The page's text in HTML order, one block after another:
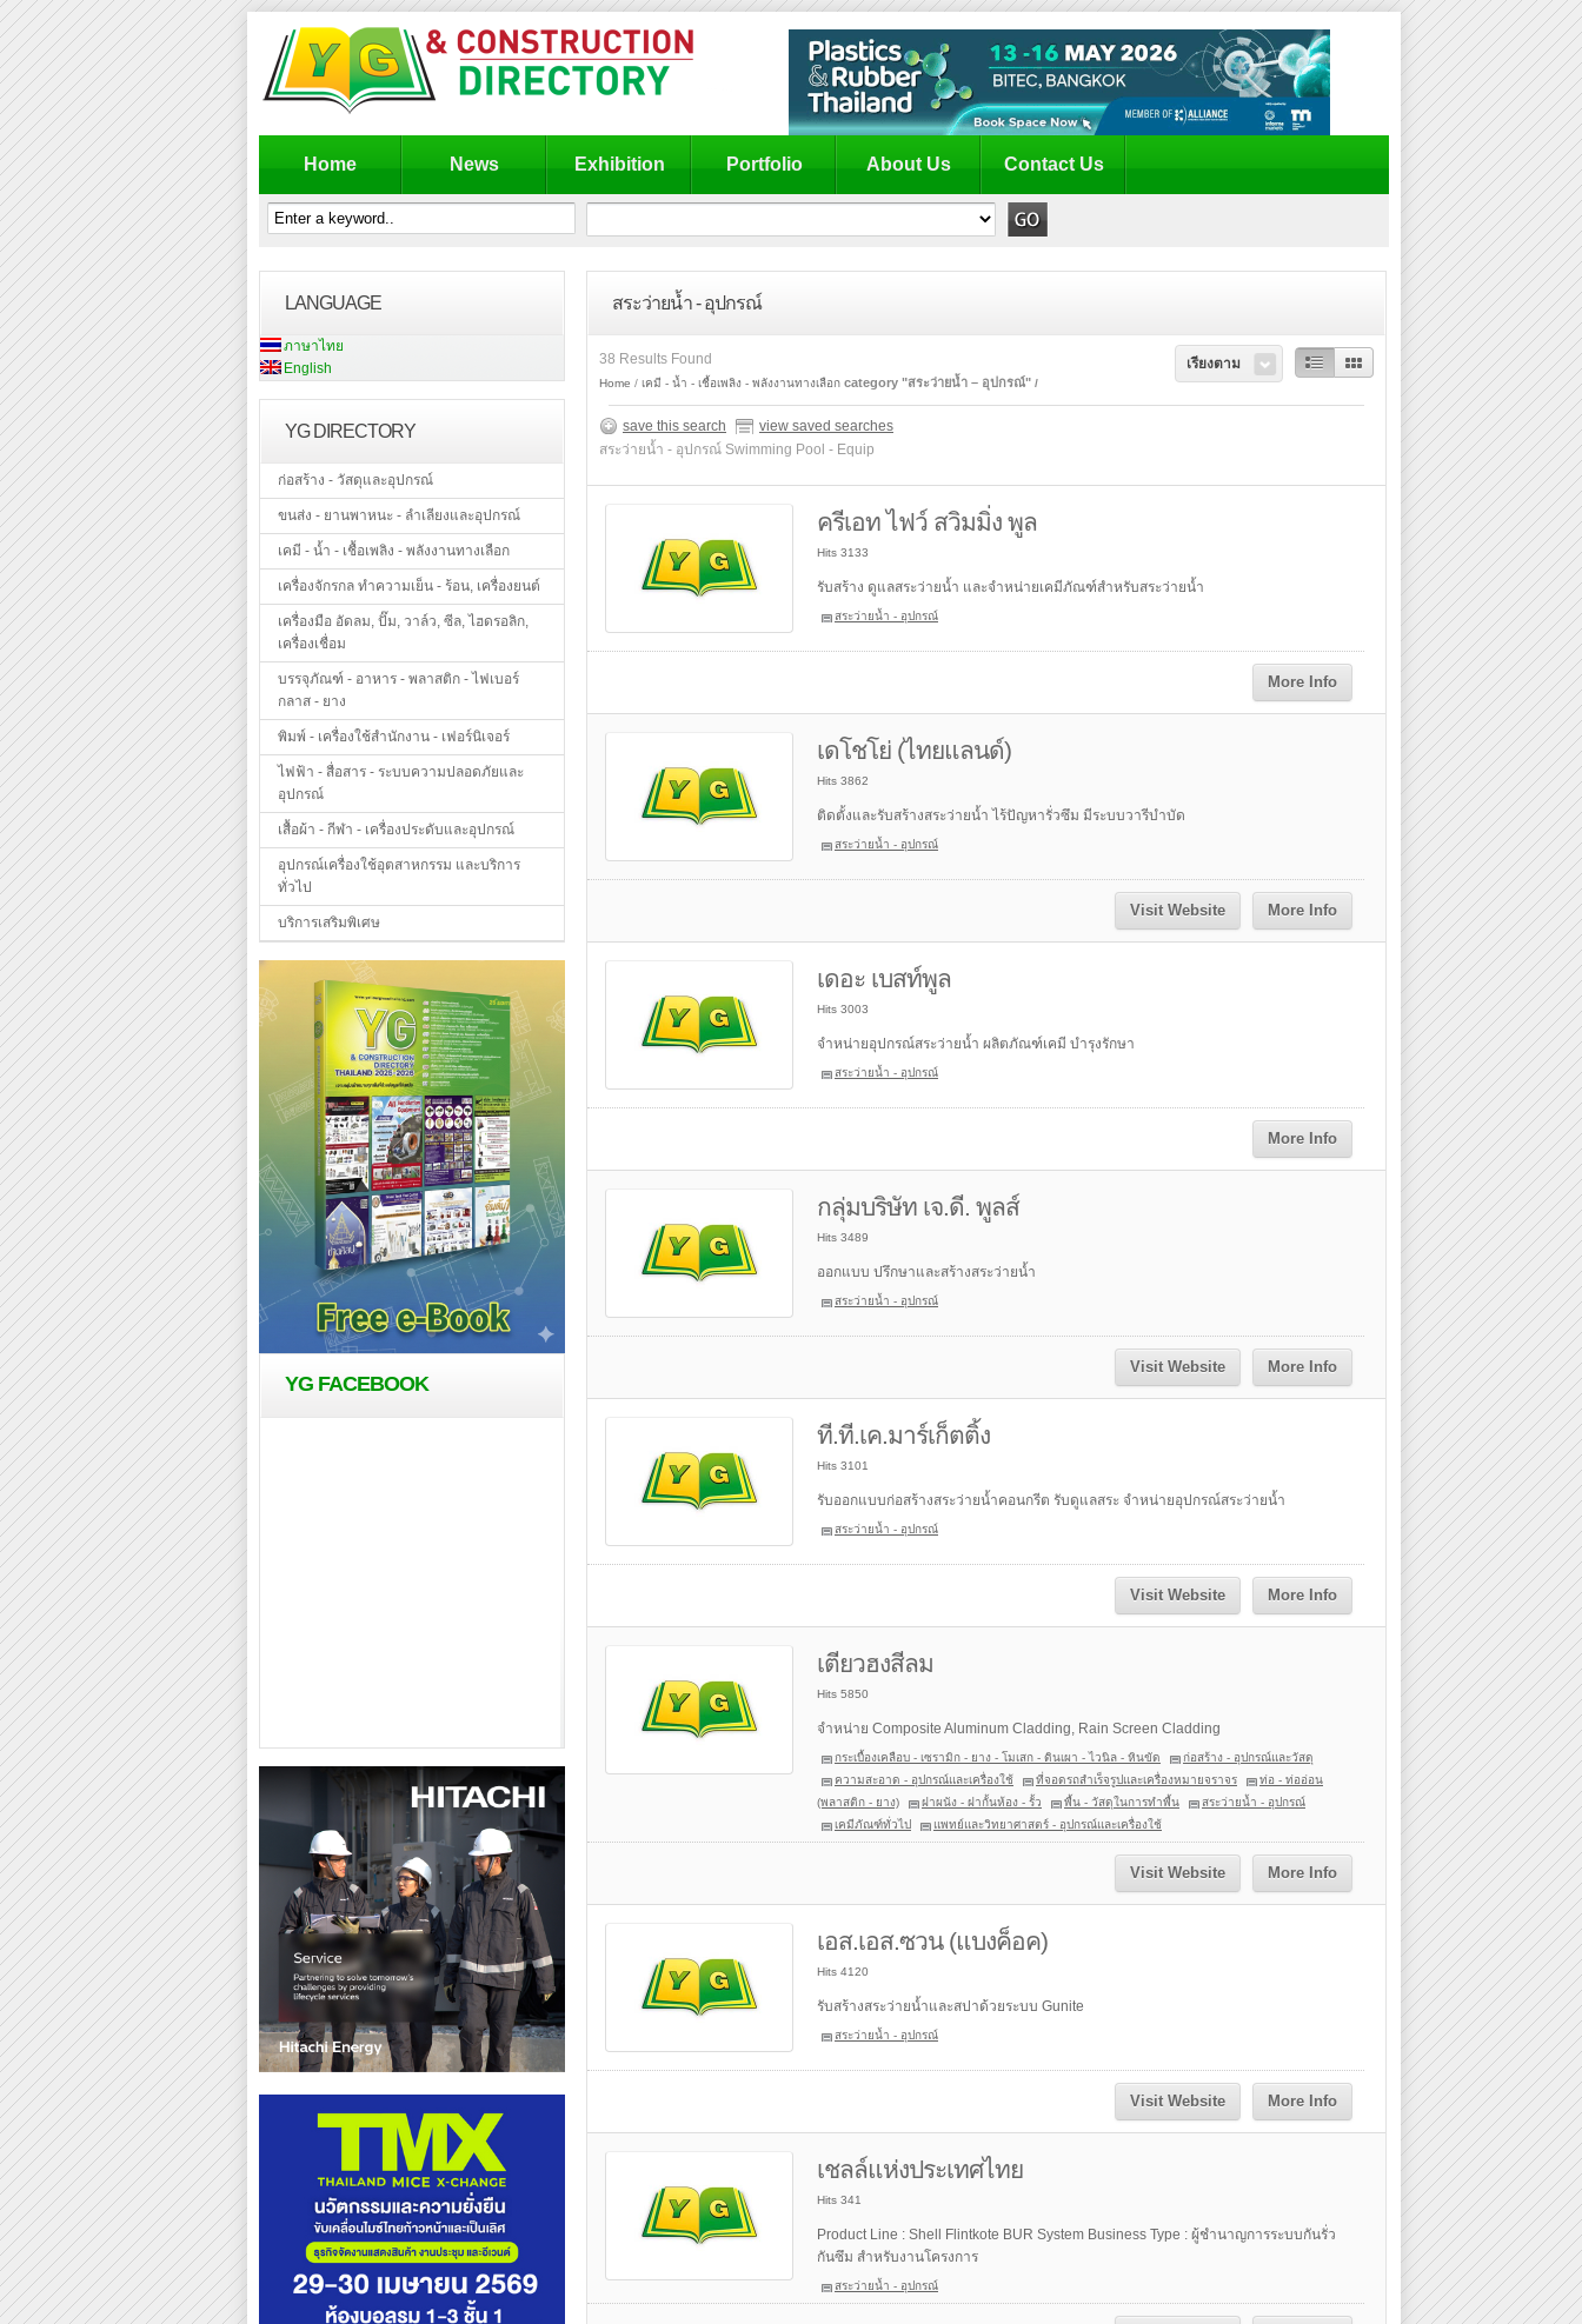
Home News Exhibition Portfolio About Us Contact Us
LANGUAGE
ภาษาไทย
English
YG DIRECTORY
ก่อสร้าง - วัสดุและอุปกรณ์
ขนส่ง - ยานพาหนะ - ลำเลียงและอุปกรณ์
เคมี - น้ำ - เชื้อเพลิง - พลังงานทางเลือก
เครื่องจักรกล ทำความเย็น - ร้อน, เครื่องยนต์
เครื่องมือ อัดลม, ปั๊ม, วาล์ว, ซีล, ไฮดรอลิก,
เครื่องเชื่อม
บรรจุภัณฑ์ - อาหาร - พลาสติก - ไฟเบอร์
กลาส - ยาง
พิมพ์ - เครื่องใช้สำนักงาน - เฟอร์นิเจอร์
ไฟฟ้า - สื่อสาร - ระบบความปลอดภัยและ
อุปกรณ์
เสื้อผ้า - กีฬา - เครื่องประดับและอุปกรณ์
อุปกรณ์เครื่องใช้อุตสาหกรรม และบริการ
ทั่วไป
บริการเสริมพิเศษ
YG FACEBOOK
สระว่ายน้ำ - อุปกรณ์
38 Results Found
Home เคมี - น้ำ - เชื้อเพลิง - พลังงานทางเลือก category "สระว่ายน้ำ – อุปกรณ์"
เรียงตาม
save this search
view saved searches
สระว่ายน้ำ - อุปกรณ์ Swimming Pool - Equip
ครีเอท ไฟว์ สวิมมิ่ง พูล
Hits 3133
รับสร้าง ดูแลสระว่ายน้ำ และจำหน่ายเคมีภัณฑ์สำหรับสระว่ายน้ำ
สระว่ายน้ำ - อุปกรณ์
More Info
เดโชโย่ (ไทยแลนด์)
Hits 3862
ติดตั้งและรับสร้างสระว่ายน้ำ ไร้ปัญหารั่วซึม มีระบบวารีบำบัด
สระว่ายน้ำ - อุปกรณ์
More Info
Visit Website
เดอะ เบสท์พูล
Hits 3003
จำหน่ายอุปกรณ์สระว่ายน้ำ ผลิตภัณฑ์เคมี บำรุงรักษา
สระว่ายน้ำ - อุปกรณ์
More Info
กลุ่มบริษัท เจ.ดี. พูลส์
Hits 3489
ออกแบบ ปรึกษาและสร้างสระว่ายน้ำ
สระว่ายน้ำ - อุปกรณ์
More Info
Visit Website
ที.ที.เค.มาร์เก็ตติ้ง
Hits 3101
รับออกแบบก่อสร้างสระว่ายน้ำคอนกรีต รับดูแลสระ จำหน่ายอุปกรณ์สระว่ายน้ำ
สระว่ายน้ำ - อุปกรณ์
More Info
Visit Website
เตียวฮงสีลม
Hits 5850
จำหน่าย Composite Aluminum Cladding, Rain Screen Cladding
กระเบื้องเคลือบ - เซรามิก - ยาง - โมเสก - ดินเผา - ไวนิล - หินขัด
ก่อสร้าง - อุปกรณ์และวัสดุ
ความสะอาด - อุปกรณ์และเครื่องใช้
ที่จอดรถสำเร็จรูปและเครื่องหมายจราจร
ท่อ - ท่ออ่อน
(พลาสติก - ยาง)
ฝาผนัง - ฝากั้นห้อง - รั้ว พื้น - วัสดุในการทำพื้น
สระว่ายน้ำ - อุปกรณ์
เคมีภัณฑ์ทั่วไป
แพทย์และวิทยาศาสตร์ - อุปกรณ์และเครื่องใช้
More Info
Visit Website
เอส.เอส.ซวน (แบงค็อค)
Hits 4120
รับสร้างสระว่ายน้ำและสปาด้วยระบบ Gunite
สระว่ายน้ำ - อุปกรณ์
More Info
Visit Website
เชลล์แห่งประเทศไทย
Hits 341
Product Line : Shell Flintkote BUR System Business Type : ผู้ชำนาญการระบบกันรั่ว
กันซึม สำหรับงานโครงการ
สระว่ายน้ำ - อุปกรณ์